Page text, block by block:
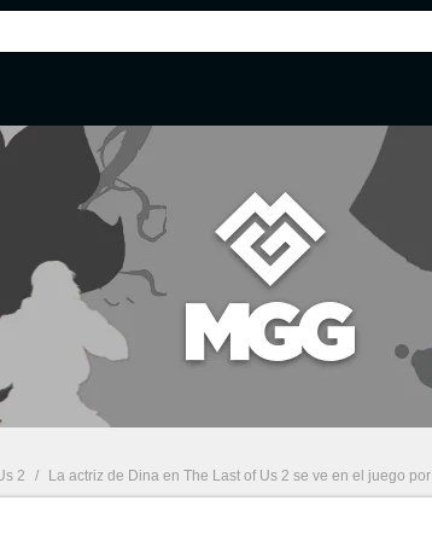
2 / La actriz de Dina en The Last of Us 2 se ve en el juego por primera vez y es imposible no llorar